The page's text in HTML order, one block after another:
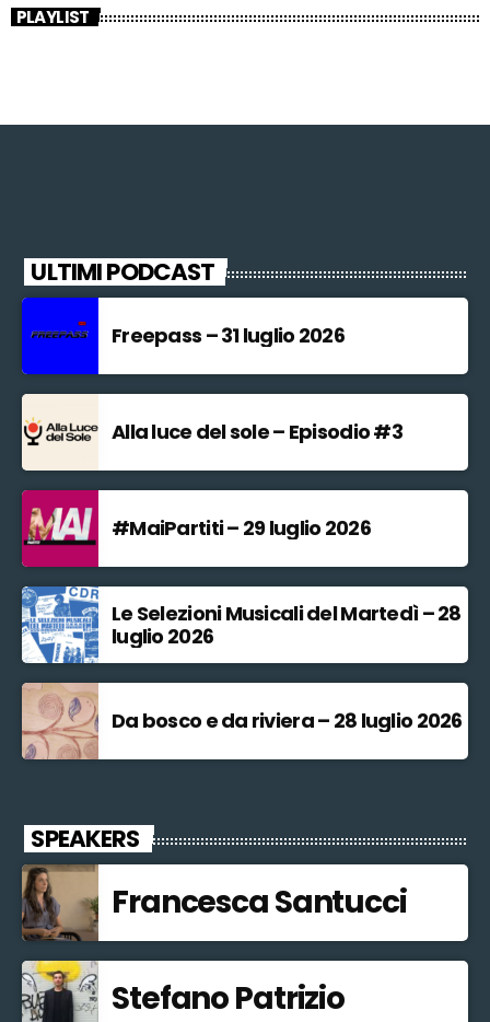
PLAYLIST
ULTIMI PODCAST
Freepass – 31 luglio 2026
Alla luce del sole – Episodio #3
#MaiPartiti – 29 luglio 2026
Le Selezioni Musicali del Martedì – 28
luglio 2026
Da bosco e da riviera – 28 luglio 2026
SPEAKERS
Francesca Santucci
Stefano Patrizio